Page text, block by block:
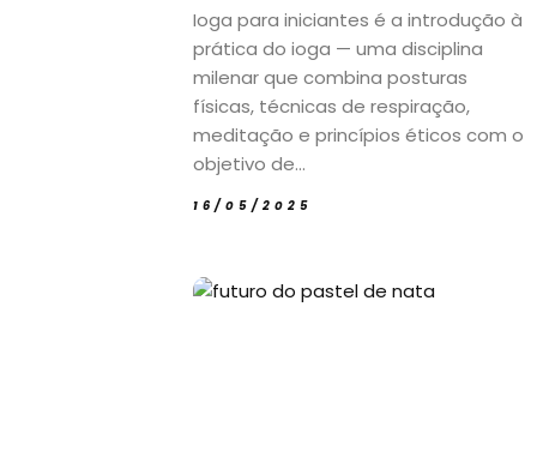
Ioga para iniciantes é a introdução à
prática do ioga — uma disciplina
milenar que combina posturas
físicas, técnicas de respiração,
meditação e princípios éticos com o
objetivo de...
16/05/2025